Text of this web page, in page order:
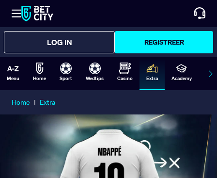
LOG IN REGISTREER
Menu Home Sport Wedtips Casino Extra Academy
Home | Extra